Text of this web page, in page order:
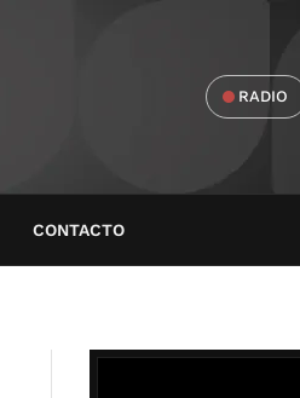
RADIO
CONTACTO